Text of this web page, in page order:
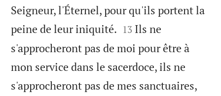
Seigneur, l'Éternel, pour qu'ils portent la
peine de leur iniquité. 

13 Ils ne
s'approcheront pas de moi pour être à
mon service dans le sacerdoce, ils ne
s'approcheront pas de mes sanctuaires,